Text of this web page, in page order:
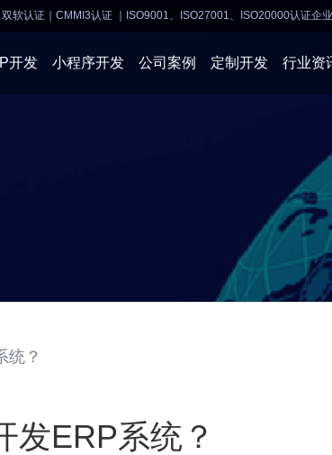
软认证｜CMMI3认证 ｜ISO9001、ISO27001、ISO20000认证企业
开发 小程序开发 公司案例 定制开发 行业资
小程序
系统开发
物联网
网站建设
企业经营
商业行情
统？
发ERP系统？